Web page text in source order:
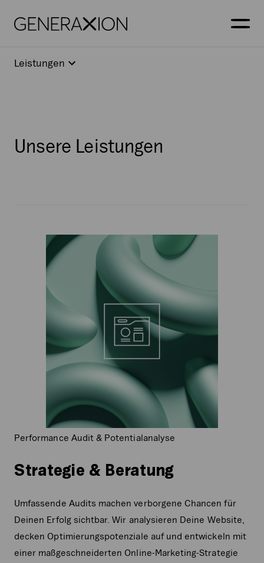
Generaxion
Leistungen
Unsere Leistungen
Performance Audit & Potentialanalyse
Strategie & Beratung
Umfassende Audits machen verborgene Chancen für
Deinen Erfolg sichtbar. Wir analysieren Deine Website,
decken Optimierungspotenziale auf und entwickeln mit
einer maßgeschneiderten Online-Marketing-Strategie